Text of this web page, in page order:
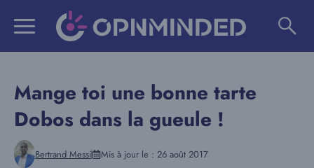
Mange toi une bonne tarte
Dobos dans la gueule !
Bertrand Messi Mis à jour le : 26 août 2017